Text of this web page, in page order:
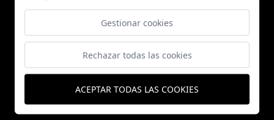
Proyectos
Noticias
Autor
Gestionar cookies
Rechazar todas las cookies
ACEPTAR TODAS LAS COOKIES